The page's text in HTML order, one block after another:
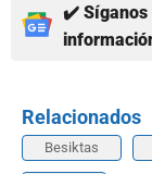
✔️ Síganos
Relacionados
Besiktas